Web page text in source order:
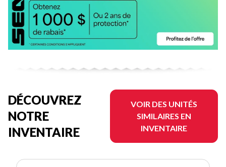
DÉCOUVREZ
NOTRE
INVENTAIRE
VOIR DES UNITÉS
SIMILAIRES EN
INVENTAIRE